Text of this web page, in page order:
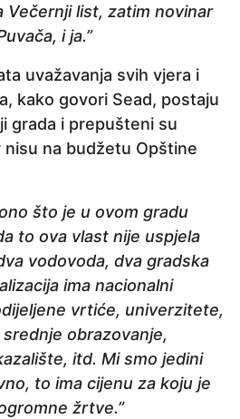
Večernji list, zatim novinar
i ja.”
uvažavanja svih vjera i
kako govori Sead, postaju
grada i prepušteni su
na budžetu Opštine
što je u ovom gradu
to ova vlast nije uspjela
vodovoda, dva gradska
ima nacionalni
vrtiće, univerzitete,
obrazovanje,
itd. Mi smo jedini
to ima cijenu za koju je
žrtve.”